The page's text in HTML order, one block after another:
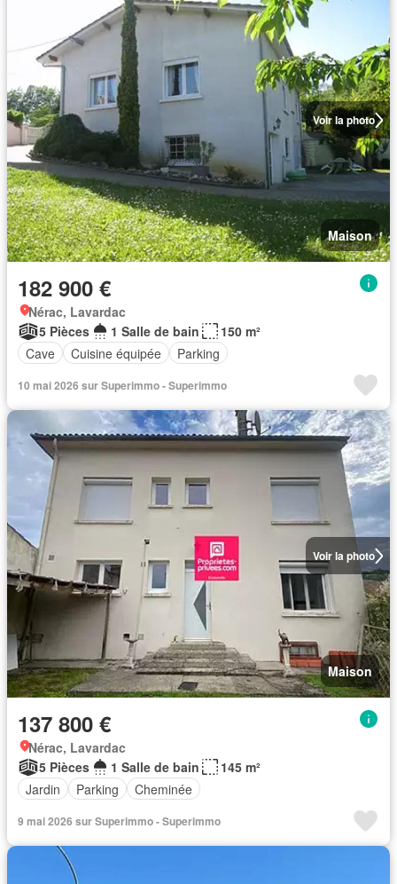
Voir la photo
Maison
182 900 €
Nérac, Lavardac
5 Pièces
1 Salle de bain
150 m²
Cave
Cuisine équipée Parking
10 mai 2026 sur Superimmo - Superimmo
Voir la photo
Maison
137 800 €
Nérac, Lavardac
5 Pièces
1 Salle de bain
145 m²
Jardin
Parking Cheminée
9 mai 2026 sur Superimmo - Superimmo